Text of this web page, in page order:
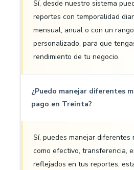
Sí, desde nuestro sistema
reportes con temporalidad
mensual, anual o con un
personalizado, para que
rendimiento de tu negocio.
¿Puedo manejar diferentes
pago en Treinta?
Sí, puedes manejar diferentes
como efectivo, transferencia,
reflejados en tus reportes,